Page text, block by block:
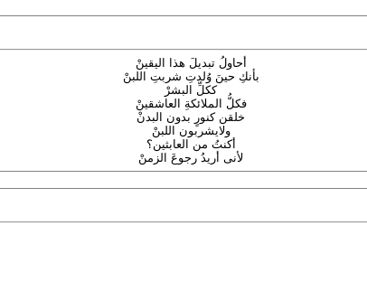
أحاولُ تبديلَ هذا اليقينْ
بأنكِ حينَ وُلدتِ شربتِ اللبنْ
ككلِّ البشرْ
فكلُّ الملائكةِ العاشقينْ
خلقن كنورٍ بدون البدنْ
ولايشربون اللبنْ
أكنتُ من العابثين؟
لأنى أريدُ رجوعَ الزمنْ